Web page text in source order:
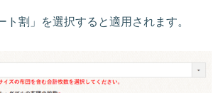
ト割」を選択すると適用されます。